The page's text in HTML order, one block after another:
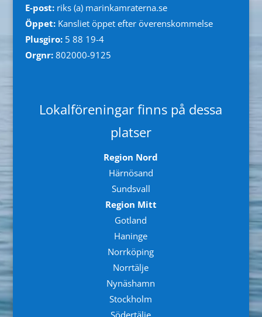
E-post:riks (a) marinkamraterna.se
Öppet:Kansliet öppet efter överenskommelse
Plusgiro:5 88 19-4
Orgnr:802000-9125
Lokalföreningar finns på dessa
platser
Region Nord
Härnösand
Sundsvall
Region Mitt
Gotland
Haninge
Norrköping
Norrtälje
Nynäshamn
Stockholm
Södertälje